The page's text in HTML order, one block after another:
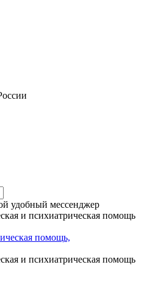
удобный мессенджер
и психиатрическая помощь
помощь,
и психиатрическая помощь